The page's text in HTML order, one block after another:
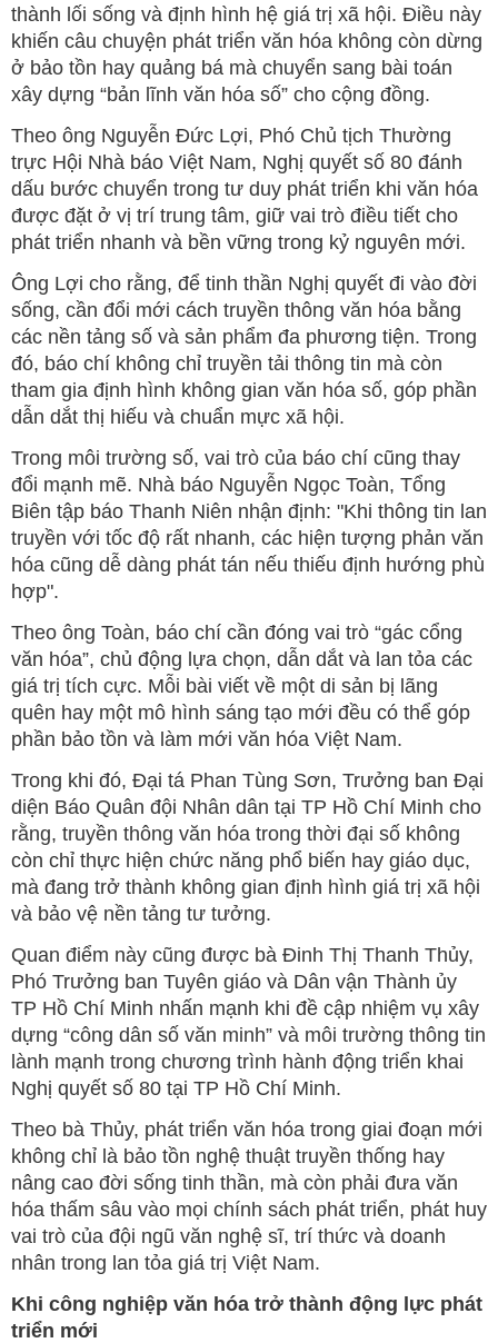
thành lối sống và định hình hệ giá trị xã hội. Điều này
khiến câu chuyện phát triển văn hóa không còn dừng
ở bảo tồn hay quảng bá mà chuyển sang bài toán
xây dựng “bản lĩnh văn hóa số” cho cộng đồng.
Theo ông Nguyễn Đức Lợi, Phó Chủ tịch Thường
trực Hội Nhà báo Việt Nam, Nghị quyết số 80 đánh
dấu bước chuyển trong tư duy phát triển khi văn hóa
được đặt ở vị trí trung tâm, giữ vai trò điều tiết cho
phát triển nhanh và bền vững trong kỷ nguyên mới.
Ông Lợi cho rằng, để tinh thần Nghị quyết đi vào đời
sống, cần đổi mới cách truyền thông văn hóa bằng
các nền tảng số và sản phẩm đa phương tiện. Trong
đó, báo chí không chỉ truyền tải thông tin mà còn
tham gia định hình không gian văn hóa số, góp phần
dẫn dắt thị hiếu và chuẩn mực xã hội.
Trong môi trường số, vai trò của báo chí cũng thay
đổi mạnh mẽ. Nhà báo Nguyễn Ngọc Toàn, Tổng
Biên tập báo Thanh Niên nhận định: "Khi thông tin lan
truyền với tốc độ rất nhanh, các hiện tượng phản văn
hóa cũng dễ dàng phát tán nếu thiếu định hướng phù
hợp".
Theo ông Toàn, báo chí cần đóng vai trò “gác cổng
văn hóa”, chủ động lựa chọn, dẫn dắt và lan tỏa các
giá trị tích cực. Mỗi bài viết về một di sản bị lãng
quên hay một mô hình sáng tạo mới đều có thể góp
phần bảo tồn và làm mới văn hóa Việt Nam.
Trong khi đó, Đại tá Phan Tùng Sơn, Trưởng ban Đại
diện Báo Quân đội Nhân dân tại TP Hồ Chí Minh cho
rằng, truyền thông văn hóa trong thời đại số không
còn chỉ thực hiện chức năng phổ biến hay giáo dục,
mà đang trở thành không gian định hình giá trị xã hội
và bảo vệ nền tảng tư tưởng.
Quan điểm này cũng được bà Đinh Thị Thanh Thủy,
Phó Trưởng ban Tuyên giáo và Dân vận Thành ủy
TP Hồ Chí Minh nhấn mạnh khi đề cập nhiệm vụ xây
dựng “công dân số văn minh” và môi trường thông tin
lành mạnh trong chương trình hành động triển khai
Nghị quyết số 80 tại TP Hồ Chí Minh.
Theo bà Thủy, phát triển văn hóa trong giai đoạn mới
không chỉ là bảo tồn nghệ thuật truyền thống hay
nâng cao đời sống tinh thần, mà còn phải đưa văn
hóa thấm sâu vào mọi chính sách phát triển, phát huy
vai trò của đội ngũ văn nghệ sĩ, trí thức và doanh
nhân trong lan tỏa giá trị Việt Nam.
Khi công nghiệp văn hóa trở thành động lực phát
triển mới